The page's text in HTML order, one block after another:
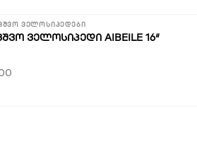
ველოსიპედები
ᲕᲔᲚᲝᲡᲘᲞᲔᲓᲘ AIBEILE 16″